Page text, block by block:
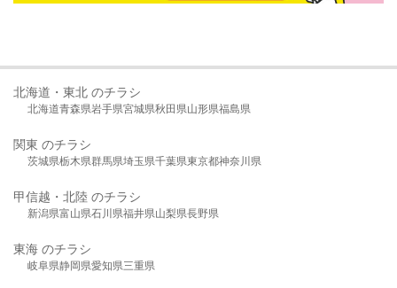
北海道・東北 のチラシ
北海道青森県岩手県宮城県秋田県山形県福島県
関東 のチラシ
茨城県栃木県群馬県埼玉県千葉県東京都神奈川県
甲信越・北陸 のチラシ
新潟県富山県石川県福井県山梨県長野県
東海 のチラシ
岐阜県静岡県愛知県三重県